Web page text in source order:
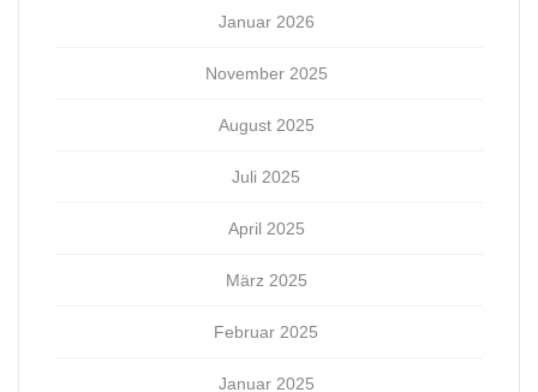
Januar 2026
November 2025
August 2025
Juli 2025
April 2025
März 2025
Februar 2025
Januar 2025